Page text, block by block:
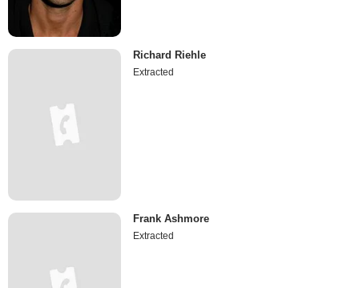
Richard Riehle
Extracted
Frank Ashmore
Extracted